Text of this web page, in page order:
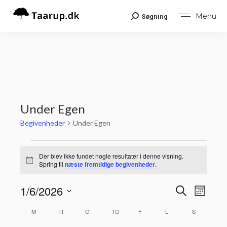
Menu
Search:
Søgning
Under Egen
Begivenheder Under Egen
Begivenheder
Notice
Der blev ikke fundet nogle resultater i denne visning.
Spring tilnæste fremtidige begivenheder.
Søg
efter
begivenheder
Måned
1/6/2026
Kalender
M MANDAGTI TIRSDAGO ONSDAGTO TORSDAG
F L LØRDAGSSØNDAG